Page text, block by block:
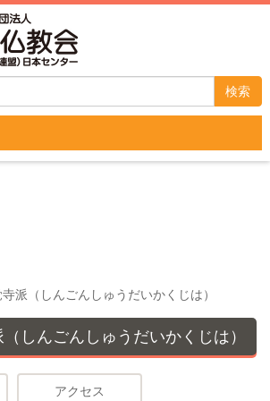
検索
寺派（しんごん
いかくじは）
派（しんごんしゅうだいかくじは）
しんごんしゅうだいかくじは）
アクセス